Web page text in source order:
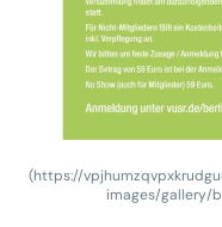
(https://
images/gallery/